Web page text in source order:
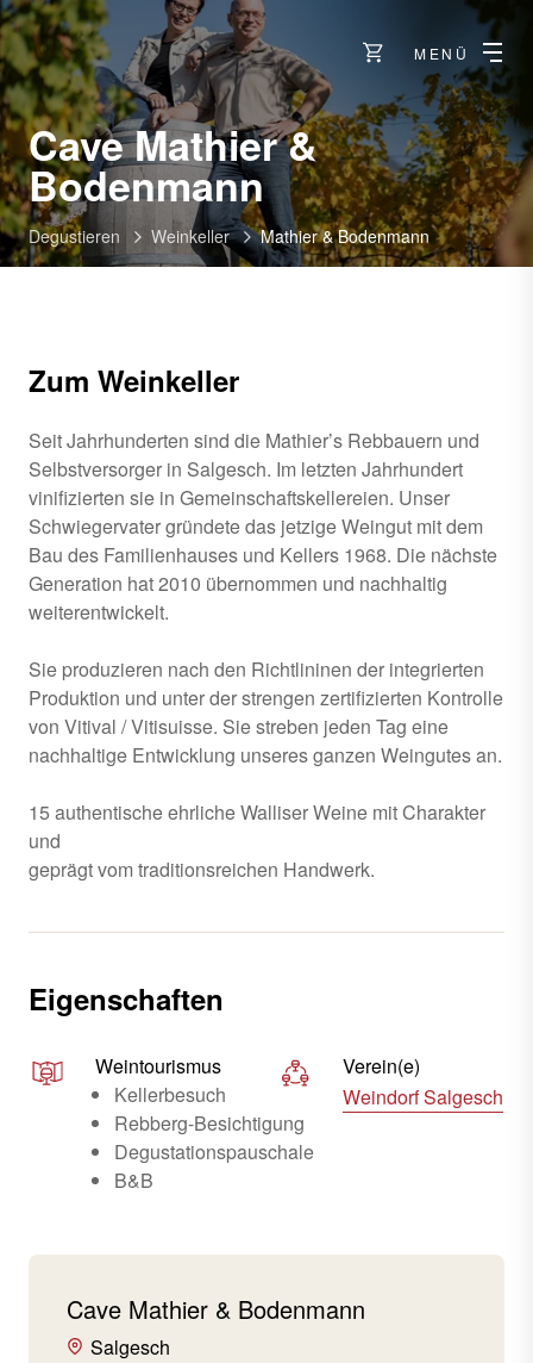
MENÜ
Cave Mathier &
Bodenmann-
Salgesch
Degustieren Weinkeller Mathier & Bodenmann
Zum Weinkeller
Seit Jahrhunderten sind die Mathier’s Rebbauern und
Selbstversorger in Salgesch. Im letzten Jahrhundert
vinifizierten sie in Gemeinschaftskellereien. Unser
Schwiegervater gründete das jetzige Weingut mit dem
Bau des Familienhauses und Kellers 1968. Die nächste
Generation hat 2010 übernommen und nachhaltig
weiterentwickelt.
Sie produzieren nach den Richtlininen der integrierten
Produktion und unter der strengen zertifizierten Kontrolle
von Vitival / Vitisuisse. Sie streben jeden Tag eine
nachhaltige Entwicklung unseres ganzen Weingutes an.
15 authentische ehrliche Walliser Weine mit Charakter
und
geprägt vom traditionsreichen Handwerk.
Eigenschaften
Weintourismus
Kellerbesuch
Rebberg-Besichtigung
Degustationspauschale
B&B
Verein(e)
Weindorf Salgesch
Cave Mathier & Bodenmann
Salgesch